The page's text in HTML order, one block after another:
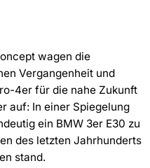
wagen die
Vergangenheit und
4er für die nahe Zukunft
auf: In einer Spiegelung
ein BMW 3er E30 zu
des letzten Jahrhunderts
stand.